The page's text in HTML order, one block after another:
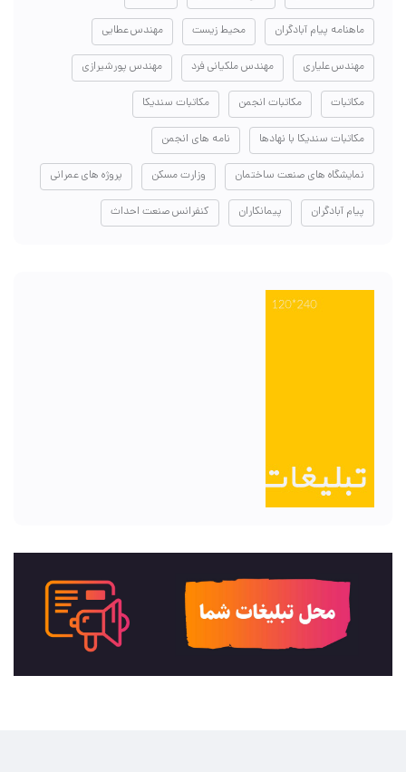
ماهنامه پیام آبادگران محیط زیست مهندس عطایی
مهندس علیاری مهندس ملکیانی فرد مهندس پورشیرازی
مکاتبات مکاتبات انجمن مکاتبات سندیکا
مکاتبات سندیکا با نهادها نامه های انجمن
نمایشگاه های صنعت ساختمان وزارت مسکن پروژه های عمرانی
پیام آبادگران پیمانکاران کنفرانس صنعت احداث